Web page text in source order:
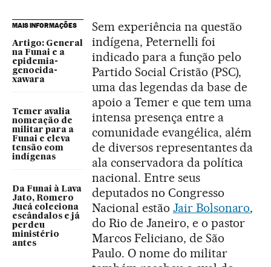
MAIS INFORMAÇÕES
Artigo: General
na Funai e a
epidemia-
genocida-
xawara
Temer avalia
nomeação de
militar para a
Funai e eleva
tensão com
indígenas
Da Funai à Lava
Jato, Romero
Jucá coleciona
escândalos e já
perdeu
ministério
antes
Sem experiência na questão
indígena, Peternelli foi
indicado para a função pelo
Partido Social Cristão (PSC),
uma das legendas da base de
apoio a Temer e que tem uma
intensa presença entre a
comunidade evangélica, além
de diversos representantes da
ala conservadora da política
nacional. Entre seus
deputados no Congresso
Nacional estão Jair Bolsonaro,
do Rio de Janeiro, e o pastor
Marcos Feliciano, de São
Paulo. O nome do militar